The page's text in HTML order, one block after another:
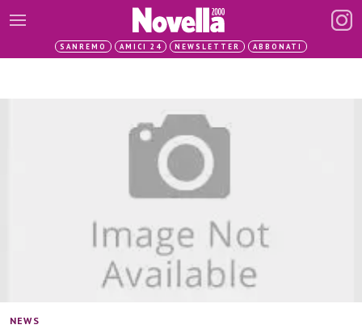
SANREMO AMICI 24 NEWSLETTER ABBONATI
NEWS